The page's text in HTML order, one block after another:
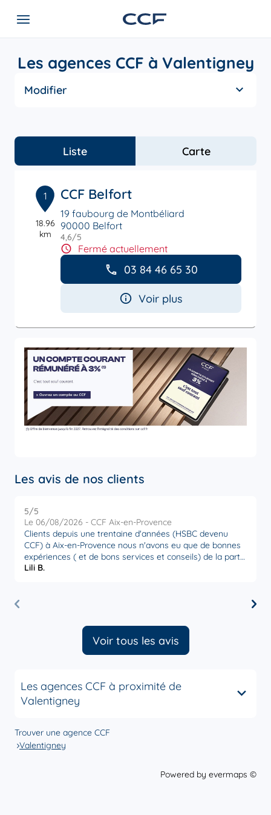
Les agences CCF à Valentigney
Modifier
Liste Carte
1
18.96
km
CCF Belfort
19 faubourg de Montbéliard
90000 Belfort
4,6/5
Fermé actuellement
03 84 46 65 30
Voir plus
Les avis de nos clients
5/5
Le 06/08/2026 - CCF Aix-en-Provence
Clients depuis une trentaine d'années (HSBC devenu
CCF) à Aix-en-Provence nous n'avons eu que de bonnes
expériences ( et de bons services et conseils) de la part
de l' équipe que ce soit le directeur d'agence ou notre
Lili B.
Voir tous les avis
Les agences CCF à proximité de
Valentigney
Trouver une agence CCF
Valentigney
Powered by evermaps ©